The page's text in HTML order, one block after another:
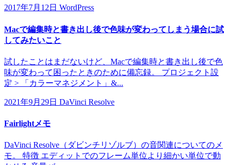
2017年7月12日 WordPress
Macで編集時と書き出し後で色味が変わってしまう場合に試
してみたいこと
試したことはまだないけど、Macで編集時と書き出し後で色
味が変わって困ったときのために備忘録。 プロジェクト設
定 > 「カラーマネジメント」&...
2021年9月29日 DaVinci Resolve
Fairlightメモ
DaVinci Resolve（ダビンチリゾルブ）の音関連についてのメ
モ。 特徴 エディットでのフレーム単位より細かい単位で動